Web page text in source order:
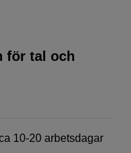
för tal och
10-20 arbetsdagar